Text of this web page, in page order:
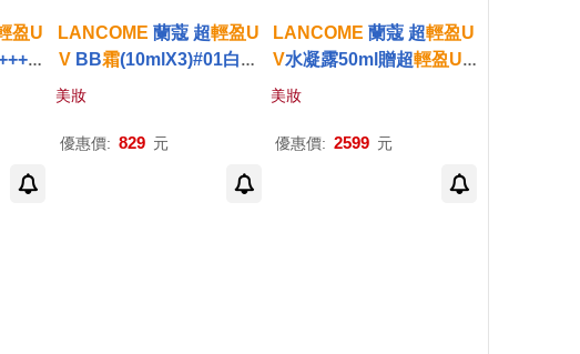
盈U
選
LANCOME 蘭蔻 超輕盈U
VBB霜(10mlX3)#01白皙
透亮+迷你粉底刷-公司貨
美妝
優惠價: 829 元
LANCOME 蘭蔻 超輕盈U
V水凝露50ml贈超輕盈UV
BB
美妝
優惠價: 2599 元